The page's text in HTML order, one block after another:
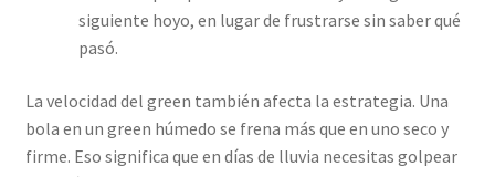
siguiente hoyo, en lugar de frustrarse sin saber qué
pasó.
La velocidad del green también afecta la estrategia. Una
bola en un green húmedo se frena más que en uno seco y
firme. Eso significa que en días de lluvia necesitas golpear